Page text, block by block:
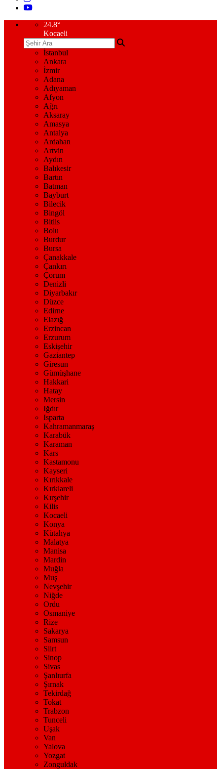
24.8°
Kocaeli
İstanbul
Ankara
İzmir
Adana
Adıyaman
Afyon
Ağrı
Aksaray
Amasya
Antalya
Ardahan
Artvin
Aydın
Balıkesir
Bartın
Batman
Bayburt
Bilecik
Bingöl
Bitlis
Bolu
Burdur
Bursa
Çanakkale
Çankırı
Çorum
Denizli
Diyarbakır
Düzce
Edirne
Elazığ
Erzincan
Erzurum
Eskişehir
Gaziantep
Giresun
Gümüşhane
Hakkari
Hatay
Mersin
Iğdır
Isparta
Kahramanmaraş
Karabük
Karaman
Kars
Kastamonu
Kayseri
Kırıkkale
Kırklareli
Kırşehir
Kilis
Kocaeli
Konya
Kütahya
Malatya
Manisa
Mardin
Muğla
Muş
Nevşehir
Niğde
Ordu
Osmaniye
Rize
Sakarya
Samsun
Siirt
Sinop
Sivas
Şanlıurfa
Şırnak
Tekirdağ
Tokat
Trabzon
Tunceli
Uşak
Van
Yalova
Yozgat
Zonguldak